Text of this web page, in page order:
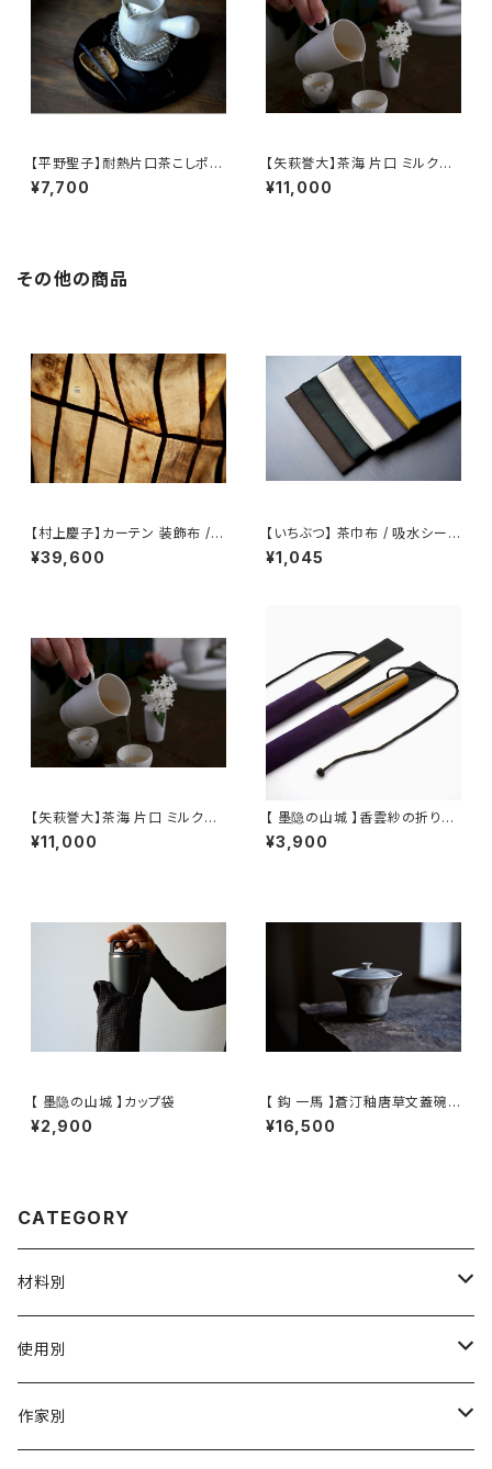
【平野聖子】耐熱片口茶こしポッ
ト / 【Masako Hirano】Heat-r
esistant spout tea strainer
¥7,700
【矢萩誉大】茶海 片口 ミルクピ
ッチャー / 【Takahiro Yahagi】
Fair cup Katakuchi Milk pit
¥11,000
その他の商品
【村上慶子】カーテン 装飾布 /
【sabi-nuno】tablecloth stol
e
¥39,600
【いちぶつ】 茶巾布 / 吸水シート
(カビが生えない)
¥1,045
【矢萩誉大】茶海 片口 ミルクピ
ッチャー / 【Takahiro Yahagi】
Fair cup Katakuchi Milk pit
¥11,000
【 墨隐の山城 】香雲紗の折りた
たみ扇子袋 / Xiangyun silk f
olding fan case
¥3,900
【 墨隐の山城 】カップ袋
¥2,900
【 鈎 一馬 】蒼汀釉唐草文蓋碗 /
【 kazuma magari 】Gaiwan
¥16,500
CATEGORY
材料別
陶磁器
ガラス
使用別
茶壺 急须 土瓶
作家別